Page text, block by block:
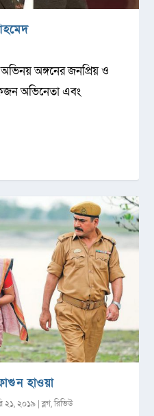
অঙ্গনের জনপ্রিয় ও
অভিনেতা এবং
হাওয়া
২১, ২০১৯ |ব্লগ,রিভিউ